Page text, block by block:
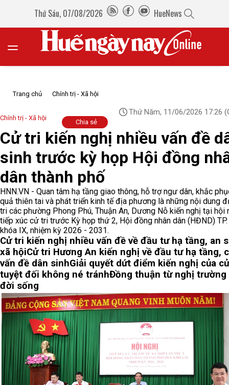
Thứ Sáu, 07/08/2026 HueNews
Trang chủ Chính trị - Xã hội
Chính trị - Xã hội
Thứ Năm, 11/06/2026 17:26
Chia sẻ
Cử tri kiến nghị nhiều vấn đề
sinh trước kỳ họp Hội đồng
dân thành phố
HNN.VN - Quan tâm hạ tầng giao thông, hỗ trợ ngư dân, khắc
quả thiên tai và phát triển kinh tế địa phương là những nội dung
tri các phường Phong Phú, Thuận An, Dương Nỗ kiến nghị tại hội
tiếp xúc cử tri trước Kỳ họp thứ 2, Hội đồng nhân dân (HĐND) TP.
khóa IX, nhiệm kỳ 2026 - 2031.
Cử tri kiến nghị nhiều vấn đề về đầu tư hạ tầng, an
xã hộiCử tri Hương An kiến nghị về đầu tư hạ tầng,
vấn đề dân sinhGiải quyết dứt điểm kiến nghị của
tuyệt đối không né tránhĐồng thuận từ nghị trường
đời sống